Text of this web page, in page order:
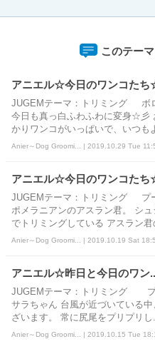
このテー
アニエル☆今日のワンコた
JUGEMテーマ：トリミング ボ
今日も真っ白ふわふわに変身☆彡
かりワンコがいっぱいで、いつも
Anier～Dog Groomi... | 2019.10.29 Tue
アニエル☆今日のワンコた
JUGEMテーマ：トリミング プ
ポメラニアンのアスラン君。 シ
でトリミングしている アスラン君
Anier～Dog Groomi... | 2019.10.19 Sat
アニエル☆昨日と今日のワン
JUGEMテーマ：トリミング プ
サラちゃん 台風が近づいている
ざいます。 常に尻尾をプリプリし
Anier～Dog Groomi... | 2019.10.15 Tue